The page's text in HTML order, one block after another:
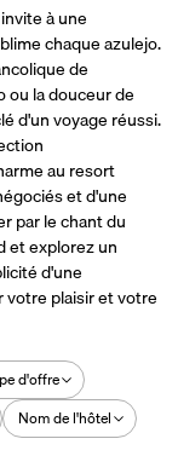
à une
chaque azulejo.
de
ou la douceur de
d'un voyage réussi.
au resort
et d'une
par le chant du
et explorez un
d'une
plaisir et votre
d'offre
Nom de l'hôtel